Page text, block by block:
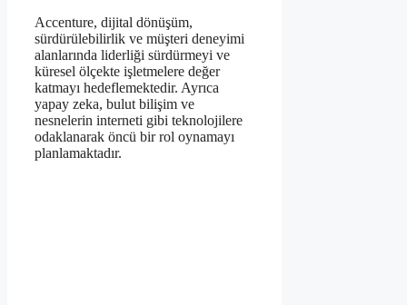
Accenture, dijital dönüşüm,
sürdürülebilirlik ve müşteri deneyimi
alanlarında liderliği sürdürmeyi ve
küresel ölçekte işletmelere değer
katmayı hedeflemektedir. Ayrıca
yapay zeka, bulut bilişim ve
nesnelerin interneti gibi teknolojilere
odaklanarak öncü bir rol oynamayı
planlamaktadır.